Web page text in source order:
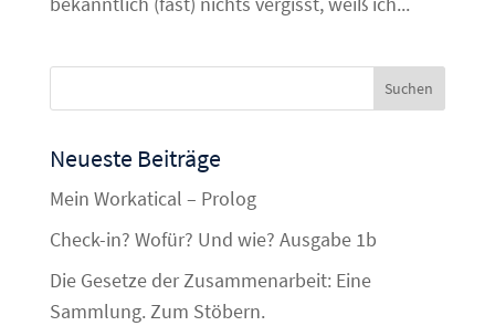
Neueste Beiträge
Mein Workatical – Prolog
Check-in? Wofür? Und wie? Ausgabe 1b
Die Gesetze der Zusammenarbeit: Eine
Sammlung. Zum Stöbern.